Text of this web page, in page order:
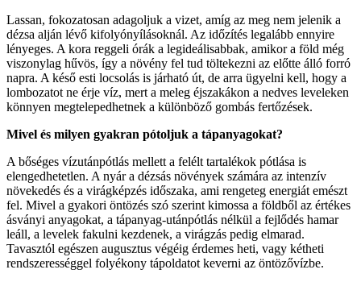
Lassan, fokozatosan adagoljuk a vizet, amíg az meg nem jelenik a
dézsa alján lévő kifolyónyílásoknál. Az időzítés legalább ennyire
lényeges. A kora reggeli órák a legideálisabbak, amikor a föld még
viszonylag hűvös, így a növény fel tud töltekezni az előtte álló forró
napra. A késő esti locsolás is járható út, de arra ügyelni kell, hogy a
lombozatot ne érje víz, mert a meleg éjszakákon a nedves leveleken
könnyen megtelepedhetnek a különböző gombás fertőzések.
Mivel és milyen gyakran pótoljuk a tápanyagokat?
A bőséges vízutánpótlás mellett a felélt tartalékok pótlása is
elengedhetetlen. A nyár a dézsás növények számára az intenzív
növekedés és a virágképzés időszaka, ami rengeteg energiát emészt
fel. Mivel a gyakori öntözés szó szerint kimossa a földből az értékes
ásványi anyagokat, a tápanyag-utánpótlás nélkül a fejlődés hamar
leáll, a levelek fakulni kezdenek, a virágzás pedig elmarad.
Tavasztól egészen augusztus végéig érdemes heti, vagy kétheti
rendszerességgel folyékony tápoldatot keverni az öntözővízbe.